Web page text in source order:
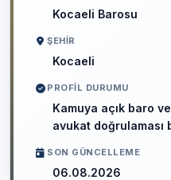
Kocaeli Barosu
ŞEHIR
Kocaeli
PROFIL DURUMU
Kamuya açık baro
avukat doğrulaması
SON GÜNCELLEME
06.08.2026